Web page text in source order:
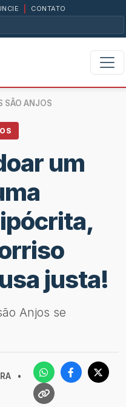
CONTATO
SÃO ANJOS
um
justa!
Anjos se
•